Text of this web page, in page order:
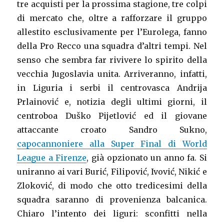
tre acquisti per la prossima stagione, tre colpi
di mercato che, oltre a rafforzare il gruppo
allestito esclusivamente per l’Eurolega, fanno
della Pro Recco una squadra d’altri tempi. Nel
senso che sembra far rivivere lo spirito della
vecchia Jugoslavia unita. Arriveranno, infatti,
in Liguria i serbi il centrovasca Andrija
Prlainović e, notizia degli ultimi giorni, il
centroboa Duško Pijetlović ed il giovane
attaccante croato Sandro Sukno,
capocannoniere alla Super Final di World
League a Firenze, già opzionato un anno fa. Si
uniranno ai vari Burić, Filipović, Ivović, Nikić e
Zloković, di modo che otto tredicesimi della
squadra saranno di provenienza balcanica.
Chiaro l’intento dei liguri: sconfitti nella